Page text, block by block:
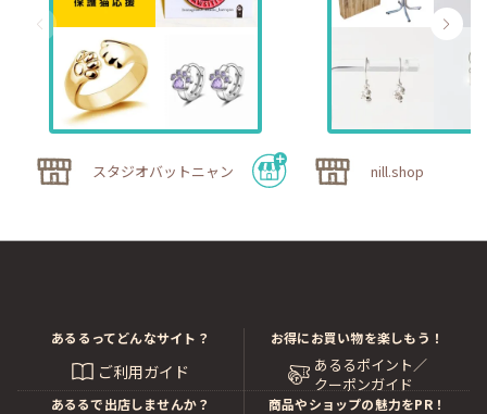
スタジオバットニャン nill.shop
あるるってどんなサイト？
ご利用ガイド
お得にお買い物を楽しもう！
あるるポイント／
クーポンガイド
あるるで出店しませんか？ 商品やショップの魅力をPR！